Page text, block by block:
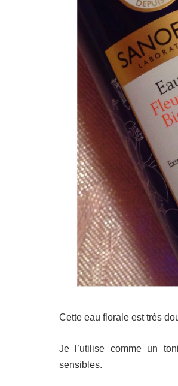
Cette eau florale est très
Je l’utilise comme un
sensibles.